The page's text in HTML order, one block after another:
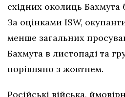
східних околиць Бахмута
За оцінками ISW,
менше загальних
Бахмута в листопаді та
порівняно з жовтнем.
Російські війська,